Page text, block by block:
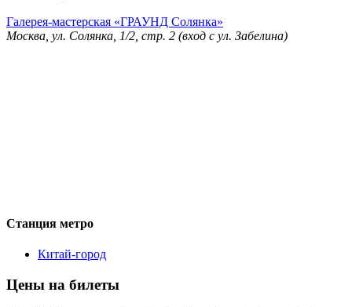
Галерея-мастерская «ГРАУНД Солянка»
Москва, ул. Солянка, 1/2, стр. 2 (вход с ул. Забелина)
Станция метро
Китай-город
Цены на билеты